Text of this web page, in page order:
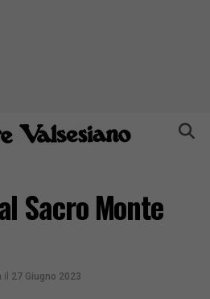
Sacro Monte
il 27 Giugno 2023